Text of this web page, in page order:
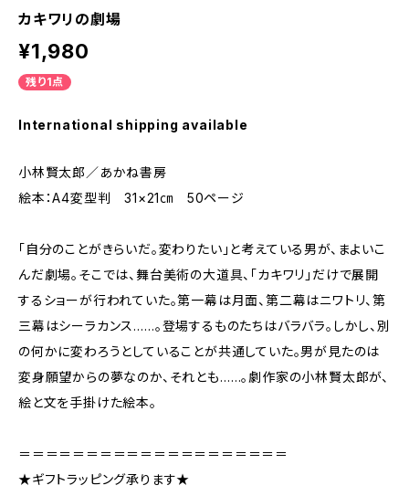
カキワリの劇場
¥1,980
残り1点
International shipping available
小林賢太郎／あかね書房
絵本：A4変型判 31×21㎝ 50ページ
「自分のことがきらいだ。変わりたい」と考えている男が、まよいこ
んだ劇場。そこでは、舞台美術の大道具、「カキワリ」だけで展開
するショーが行われていた。第一幕は月面、第二幕はニワトリ、第
三幕はシーラカンス……。登場するものたちはバラバラ。しかし、別
の何かに変わろうとしていることが共通していた。男が見たのは
変身願望からの夢なのか、それとも……。劇作家の小林賢太郎が、
絵と文を手掛けた絵本。
＝＝＝＝＝＝＝＝＝＝＝＝＝＝＝＝＝＝＝＝
★ギフトラッピング承ります★